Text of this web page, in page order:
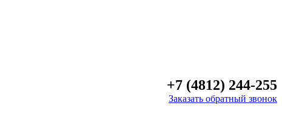
+7 (4812) 244-255
Заказать обратный звонок